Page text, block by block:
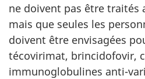
ne doivent pas être traités
mais que seules les
doivent être envisagées
técovirimat, brincidofovir,
immunoglobulines anti-